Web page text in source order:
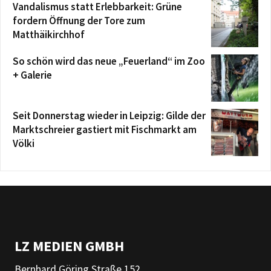
Vandalismus statt Erlebbarkeit: Grüne
fordern Öffnung der Tore zum
Matthäikirchhof
So schön wird das neue „Feuerland“ im Zoo
+ Galerie
Seit Donnerstag wieder in Leipzig: Gilde der
Marktschreier gastiert mit Fischmarkt am
Völki
LZ MEDIEN GMBH